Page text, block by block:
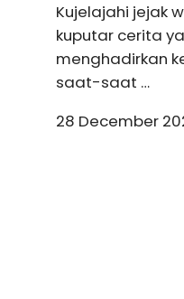
Kujelajahi jejak
kuputar cerita
menghadirkan
saat-saat …
28 December